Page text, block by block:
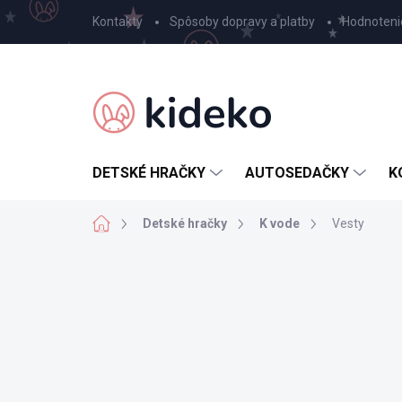
Prejsť
na
obsah
Kontakty Spôsoby dopravy a platby
DETSKÉ HRAČKY AUTOSEDAČKY
DomovDetské hračky K vode Vesty